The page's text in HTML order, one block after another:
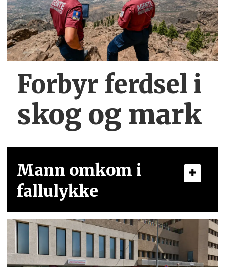
Forbyr ferdsel i
skog og mark
Mann omkom i
fallulykke